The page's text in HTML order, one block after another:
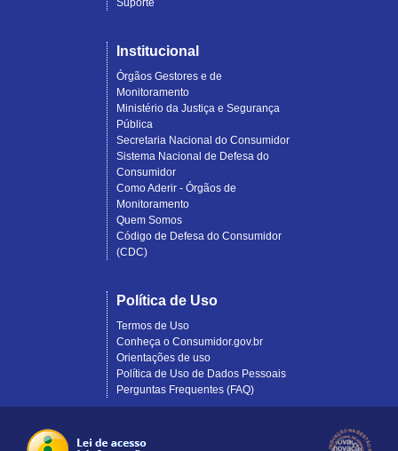
Suporte
Institucional
Órgãos Gestores e de
Monitoramento
Ministério da Justiça e Segurança
Pública
Secretaria Nacional do Consumidor
Sistema Nacional de Defesa do
Consumidor
Como Aderir - Órgãos de
Monitoramento
Quem Somos
Código de Defesa do Consumidor
(CDC)
Política de Uso
Termos de Uso
Conheça o Consumidor.gov.br
Orientações de uso
Política de Uso de Dados Pessoais
Perguntas Frequentes (FAQ)